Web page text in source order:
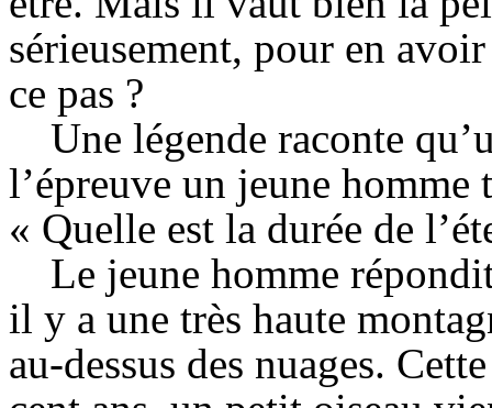
sérieusement, pour en
ce pas ?
Une légende raconte
l’épreuve un jeune
« Quelle est la durée de
Le jeune homme
il y a une très haute
au-dessus des nuages.